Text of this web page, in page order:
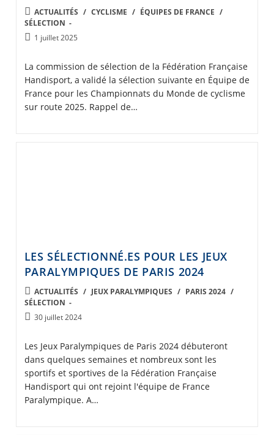
POST
CATEGORY:
ACTUALITÉS / CYCLISME / ÉQUIPES DE FRANCE /
SÉLECTION
Post1 juillet 2025
La commission de sélection de la Fédération Française
Handisport, a validé la sélection suivante en Équipe de
France pour les Championnats du Monde de cyclisme
sur route 2025. Rappel de…
LES SÉLECTIONNÉ.ES POUR LES JEUX
PARALYMPIQUES DE PARIS 2024
POST
CATEGORY:
ACTUALITÉS / JEUX PARALYMPIQUES / PARIS 2024 /
SÉLECTION
Post30 juillet 2024
Les Jeux Paralympiques de Paris 2024 débuteront
dans quelques semaines et nombreux sont les
sportifs et sportives de la Fédération Française
Handisport qui ont rejoint l'équipe de France
Paralympique. A…